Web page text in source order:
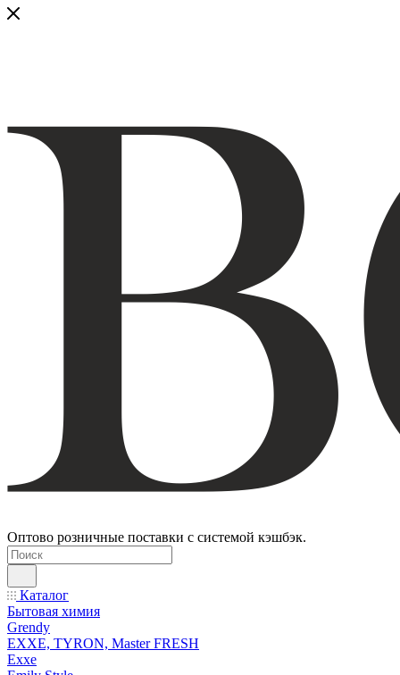
Оптово розничные поставки с системой кэшбэк.
Каталог
Бытовая химия
Grendy
EXXE, TYRON, Master FRESH
Exxe